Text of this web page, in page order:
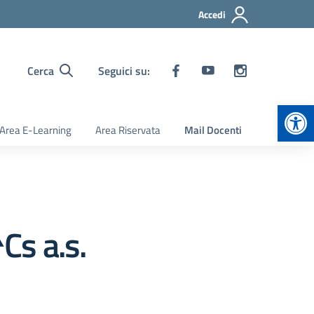
Accedi
Cerca Seguici su:
Area E-Learning Area Riservata Mail Docenti
a.s.